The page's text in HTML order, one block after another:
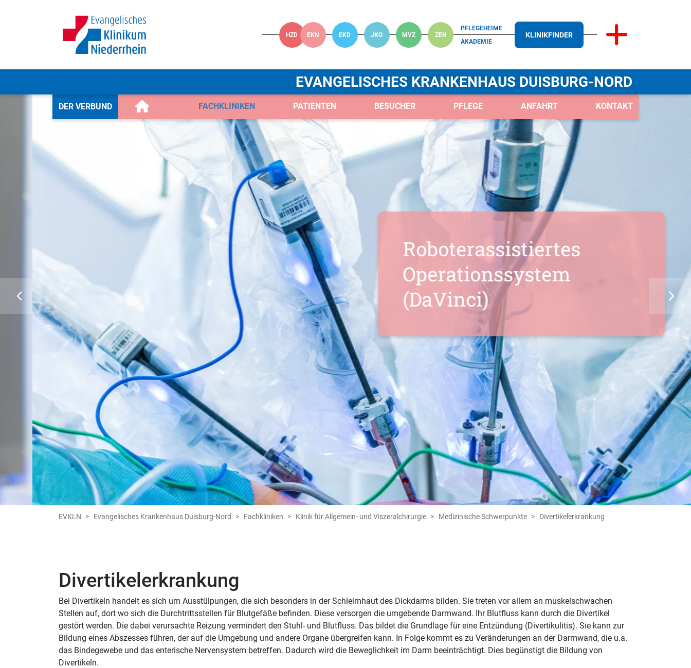
HZD EKN EKD JKO MVZ ZEN
PFLEGEHEIME
AKADEMIE
KLINIKFINDER
EVANGELISCHES KRANKENHAUS DUISBURG-NORD
DER VERBUND FACHKLINIKEN PATIENTEN BESUCHER PFLEGE ANFAHRT KONTAKT
Roboterassistiertes
Operationssystem
(DaVinci)
EVKLN Evangelisches Krankenhaus Duisburg-Nord Fachkliniken Klinik für Allgemein- und Viszeralchirurgie Medizinische Schwerpunkte Divertikelerkrankung
Divertikelerkrankung
Bei Divertikeln handelt es sich um Ausstülpungen, die sich besonders in der Schleimhaut des Dickdarms bilden. Sie treten vor allem an muskelschwachen
Stellen auf, dort wo sich die Durchtrittsstellen für Blutgefäße befinden. Diese versorgen die umgebende Darmwand. Ihr Blutfluss kann durch die Divertikel
gestört werden. Die dabei verursachte Reizung vermindert den Stuhl- und Blutfluss. Das bildet die Grundlage für eine Entzündung (Divertikulitis). Sie kann zur
Bildung eines Abszesses führen, der auf die Umgebung und andere Organe übergreifen kann. In Folge kommt es zu Veränderungen an der Darmwand, die u.a.
das Bindegewebe und das enterische Nervensystem betreffen. Dadurch wird die Beweglichkeit im Darm beeinträchtigt. Dies begünstigt die Bildung von
Divertikeln.